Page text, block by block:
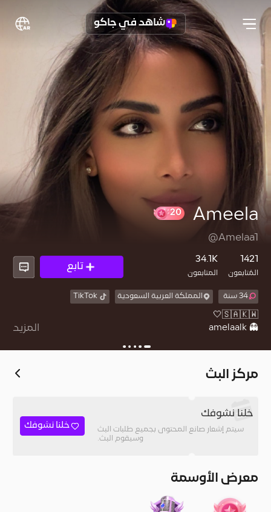
شاهد في جاكو
Ameela
@Amelaa1
1421
المُتابعون
34.1K
المتابعون
تابع
34 سنة المملكة العربية السعودية TikTok
👻 amelaalk
المزيد
مركز البث
خلنا نشوفك
سيتم إشعار صانع المحتوى بجميع طلبات البث
وسيقوم البث.
خلنا نشوفك
معرض الأوسمة